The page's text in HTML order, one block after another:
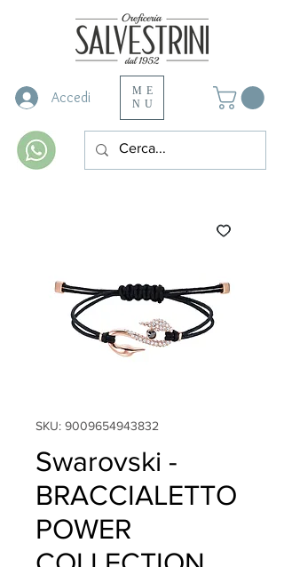
Accedi
ME
NU
SKU: 9009654943832
Swarovski -
BRACCIALETTO
POWER